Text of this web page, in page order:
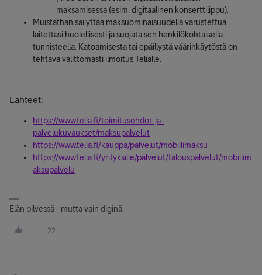
maksamisessa (esim. digitaalinen konserttilippu).
Muistathan säilyttää maksuominaisuudella varustettua
laitettasi huolellisesti ja suojata sen henkilökohtaisella
tunnisteella. Katoamisesta tai epäillystä väärinkäytöstä on
tehtävä välittömästi ilmoitus Telialle.
Lähteet:
https://www.telia.fi/toimitusehdot-ja-
palvelukuvaukset/maksupalvelut
https://www.telia.fi/kauppa/palvelut/mobiilimaksu
https://www.telia.fi/yrityksille/palvelut/talouspalvelut/mobiilim
aksupalvelu
Elän pilvessä - mutta vain diginä.